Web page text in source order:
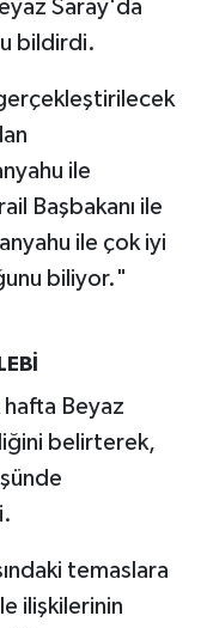
Saray'da
bildirdi.
ile
Başbakanı ile
ile çok iyi
biliyor."
Beyaz
belirterek,
temaslara
ilişkilerinin